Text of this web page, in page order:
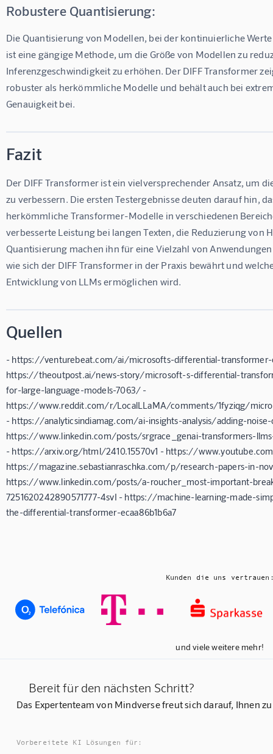
Robustere Quantisierung:
Die Quantisierung von Modellen, bei der kontinuierliche
ist eine gängige Methode, um die Größe von Modellen zu
Inferenzgeschwindigkeit zu erhöhen. Der DIFF Transformer
robuster als herkömmliche Modelle und behält auch bei
Genauigkeit bei.
Fazit
Der DIFF Transformer ist ein vielversprechender Ansatz, um
zu verbessern. Die ersten Testergebnisse deuten darauf hin,
herkömmliche Transformer-Modelle in verschiedenen
verbesserte Leistung bei langen Texten, die Reduzierung
Quantisierung machen ihn für eine Vielzahl von
wie sich der DIFF Transformer in der Praxis bewährt und
Entwicklung von LLMs ermöglichen wird.
Quellen
- https://venturebeat.com/ai/microsofts-differential-
https://theoutpost.ai/news-story/microsoft-s-differential-
for-large-language-models-7063/ -
https://www.reddit.com/r/LocalLLaMA/comments/1fyziqg/
- https://analyticsindiamag.com/ai-insights-analysis/adding-
https://www.linkedin.com/posts/srgrace_genai-transformers-
- https://arxiv.org/html/2410.15570v1 - https://
https://magazine.sebastianraschka.com/p/research-papers-in-
https://www.linkedin.com/posts/a-roucher_most-important-
7251620242890571777-4svI - https://machine-learning-made-
the-differential-transformer-ecaa86b1b6a7
Kunden die uns
und viele weitere mehr!
Bereit für den nächsten Schritt?
Das Expertenteam von Mindverse freut sich darauf, Ihnen
Vorbereitete KI Lösungen für: